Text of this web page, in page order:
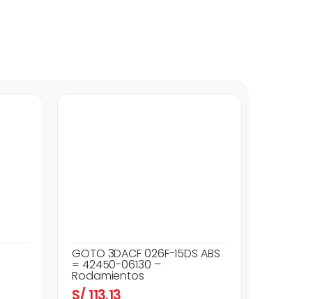
GOTO 3DACF 026F-15DS ABS
= 42450-06130 –
Rodamientos
S/ 113.13